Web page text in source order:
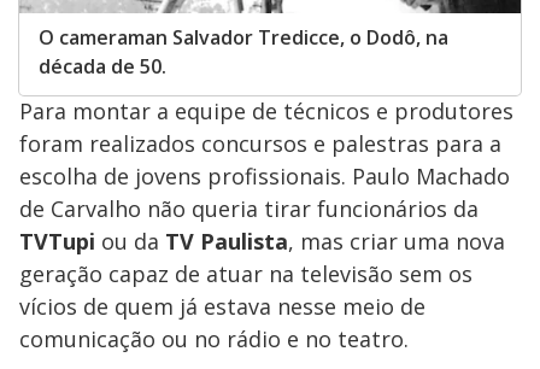
O cameraman Salvador Tredicce, o Dodô, na
década de 50.
Para montar a equipe de técnicos e produtores
foram realizados concursos e palestras para a
escolha de jovens profissionais. Paulo Machado
de Carvalho não queria tirar funcionários da
TVTupi ou da TV Paulista, mas criar uma nova
geração capaz de atuar na televisão sem os
vícios de quem já estava nesse meio de
comunicação ou no rádio e no teatro.